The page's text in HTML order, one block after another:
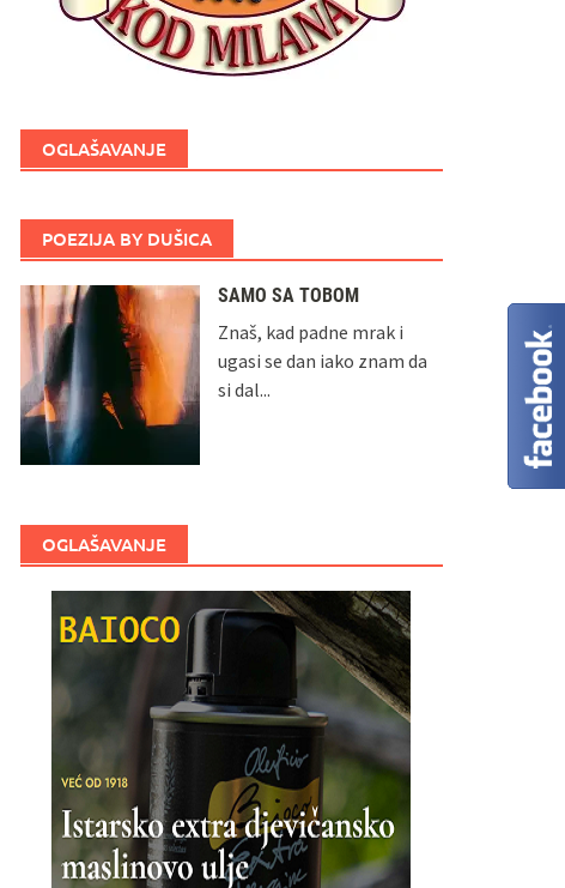
OGLAŠAVANJE
POEZIJA BY DUŠICA
SAMO SA TOBOM
Znaš, kad padne mrak i
ugasi se dan iako znam da
si dal...
OGLAŠAVANJE